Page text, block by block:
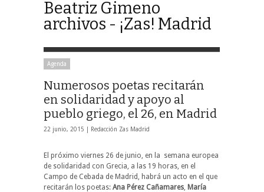
Beatriz Gimeno
archivos - ¡Zas! Madrid
Agenda
Numerosos poetas recitarán
en solidaridad y apoyo al
pueblo griego, el 26, en Madrid
22 junio, 2015 | Redacción Zas Madrid
El próximo viernes 26 de junio, en la semana europea
de solidaridad con Grecia, a las 19 horas, en el
Campo de Cebada de Madrid, habrá un acto en el que
recitarán los poetas: Ana Pérez Cañamares María